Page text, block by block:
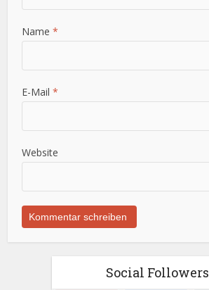
Name*
E-Mail*
Website
Social Followers